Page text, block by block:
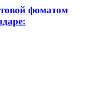
фоматом